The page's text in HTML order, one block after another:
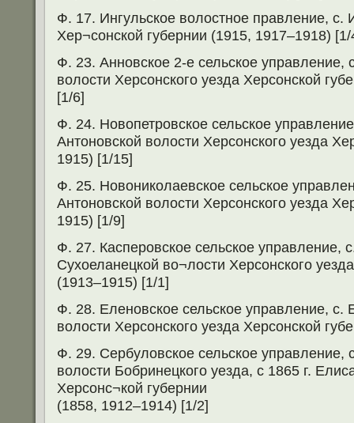
Ф. 17. Ингульское волостное правление, с.
Хер¬сонской губернии (1915, 1917–1918) [1/
Ф. 23. Анновское 2-е сельское управление,
волости Херсонского уезда Херсонской
[1/6]
Ф. 24. Новопетровское сельское
Антоновской волости Херсонского уезда
1915) [1/15]
Ф. 25. Новониколаевское сельское
Антоновской волости Херсонского уезда
1915) [1/9]
Ф. 27. Касперовское сельское управление,
Сухоеланецкой во¬лости Херсонского
(1913–1915) [1/1]
Ф. 28. Еленовское сельское управление, с.
волости Херсонского уезда Херсонской
Ф. 29. Сербуловское сельское управление,
волости Бобринецкого уезда, с 1865 г.
Херсонс¬кой губернии
(1858, 1912–1914) [1/2]